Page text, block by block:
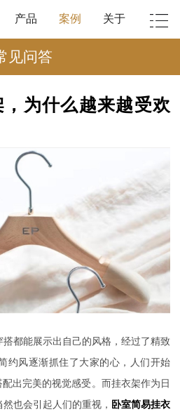
产品 案例 关于
见问答
为什么越来越受欢
都能展示出自己的风格，经过了精致
约风逐渐抓住了大家的心，人们开始
出完美的视觉感受。而挂衣架作为日
也会引起人们的重视， 卧室简易挂衣